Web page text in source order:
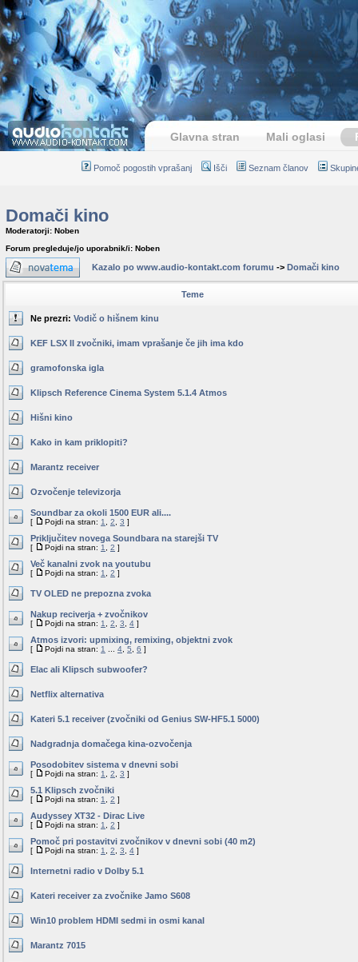
Glavna stran Mali oglasi
Pomoč pogostih vprašanj Išči Seznam članov
Domači kino
Moderatorji: Noben
Forum pregleduje/jo uporabnik/i: Noben
Kazalo po www.audio-kontakt.com forumu -> Domači kino
Teme
Ne prezri: Vodič o hišnem kinu
KEF LSX II zvočniki, imam vprašanje če jih ima kdo
gramofonska igla
Klipsch Reference Cinema System 5.1.4 Atmos
Hišni kino
Kako in kam priklopiti?
Marantz receiver
Ozvočenje televizorja
Soundbar za okoli 1500 EUR ali....
[ Pojdi na stran: 1 2 3 ]
Priključitev novega Soundbara na starejši TV
[ Pojdi na stran: 1 2 ]
Več kanalni zvok na youtubu
[ Pojdi na stran: 1 2 ]
TV OLED ne prepozna zvoka
Nakup reciverja + zvočnikov
[ Pojdi na stran: 1 2 3 4 ]
Atmos izvori: upmixing, remixing, objektni zvok
[ Pojdi na stran: 1 4 5 6 ]
Elac ali Klipsch subwoofer?
Netflix alternativa
Kateri 5.1 receiver (zvočniki od Genius SW-HF5.1 5000)
Nadgradnja domačega kina-ozvočenja
Posodobitev sistema v dnevni sobi
[ Pojdi na stran: 1 2 3 ]
5.1 Klipsch zvočniki
[ Pojdi na stran: 1 2 ]
Audyssey XT32 - Dirac Live
[ Pojdi na stran: 1 2 ]
Pomoč pri postavitvi zvočnikov v dnevni sobi (40 m2)
[ Pojdi na stran: 1 2 3 4 ]
Internetni radio v Dolby 5.1
Kateri receiver za zvočnike Jamo S608
Win10 problem HDMI sedmi in osmi kanal
Marantz 7015